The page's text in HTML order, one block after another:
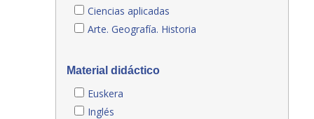
Ciencias aplicadas
Arte. Geografía. Historia
Material didáctico
Euskera
Inglés